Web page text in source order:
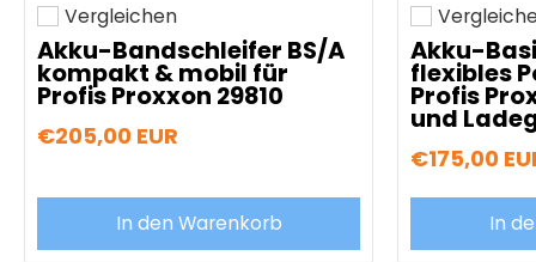
Hinzufügen zum vergleichen
Vergleichen
Akku-Bandschleifer BS/A
kompakt & mobil für
Profis Proxxon 29810
€205,00 EUR
In den Warenkorb
Hinzufügen
Akku-
flexibles
Profis
und
€175,00
In